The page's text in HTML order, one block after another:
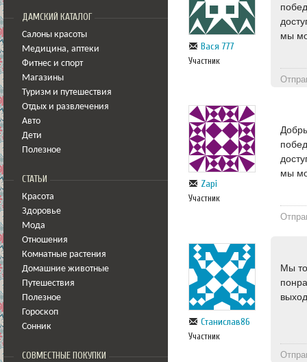
ДАМСКИЙ КАТАЛОГ
Салоны красоты
Медицина, аптеки
Фитнес и спорт
Магазины
Туризм и путешествия
Отдых и развлечения
Авто
Дети
Полезное
СТАТЬИ
Красота
Здоровье
Мода
Отношения
Комнатные растения
Домашние животные
Путешествия
Полезное
Гороскоп
Сонник
СОВМЕСТНЫЕ ПОКУПКИ
Вася 777
Участник
мы
Zapi
Участник
мы
Станислав86
Участник
Мы